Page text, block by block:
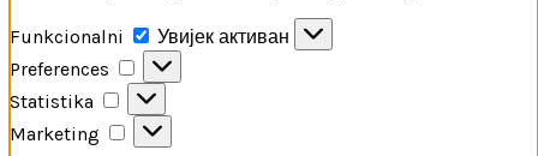
Funkcionalni Funkcionalni
Увијек активан
Preferences
Preferences
Statistika
Statistika
Marketing
Marketing